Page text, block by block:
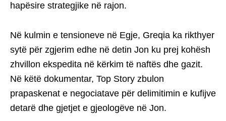
hapësire strategjike në rajon.
Në kulmin e tensioneve në Egje, Greqia ka rikthyer
sytë për zgjerim edhe në detin Jon ku prej kohësh
zhvillon ekspedita në kërkim të naftës dhe gazit.
Në këtë dokumentar, Top Story zbulon
prapaskenat e negociatave për delimitimin e kufijve
detarë dhe gjetjet e gjeologëve në Jon.